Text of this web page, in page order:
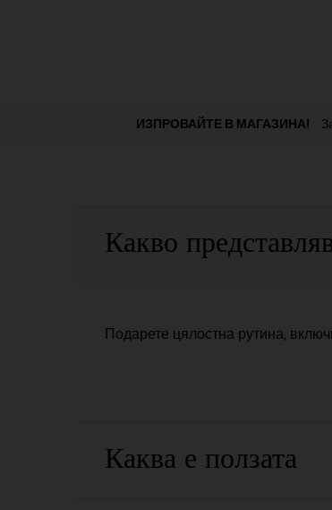
ИЗПРОВАЙТЕ В МАГАЗИНА!
Какво
Подарете цялостна рутина,
Каква е ползата